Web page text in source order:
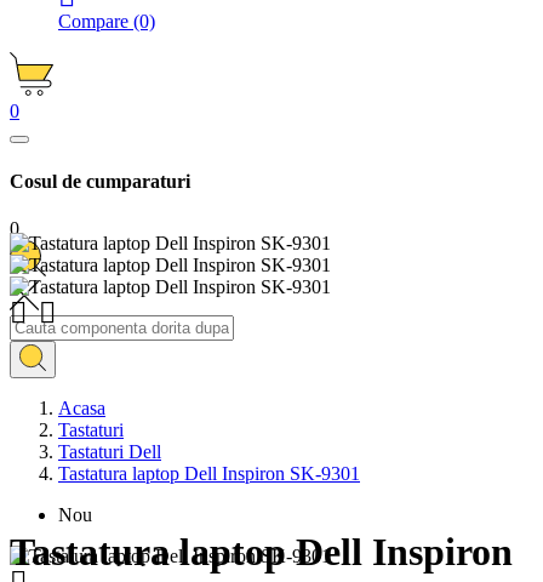
Compare (0)
0
Cosul de cumparaturi
0
Acasa
Tastaturi
Tastaturi Dell
Tastatura laptop Dell Inspiron SK-9301
Nou
 
Tastatura laptop Dell Inspiron